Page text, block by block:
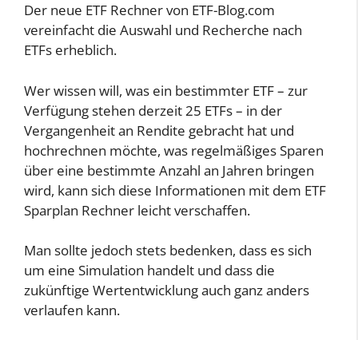
Der neue ETF Rechner von ETF-Blog.com
vereinfacht die Auswahl und Recherche nach
ETFs erheblich.
Wer wissen will, was ein bestimmter ETF – zur
Verfügung stehen derzeit 25 ETFs – in der
Vergangenheit an Rendite gebracht hat und
hochrechnen möchte, was regelmäßiges Sparen
über eine bestimmte Anzahl an Jahren bringen
wird, kann sich diese Informationen mit dem ETF
Sparplan Rechner leicht verschaffen.
Man sollte jedoch stets bedenken, dass es sich
um eine Simulation handelt und dass die
zukünftige Wertentwicklung auch ganz anders
verlaufen kann.